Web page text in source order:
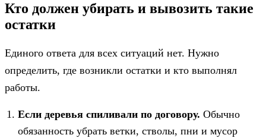
Кто должен убирать и вывозить такие
остатки
Единого ответа для всех ситуаций нет. Нужно
определить, где возникли остатки и кто выполнял
работы.
Если деревья спиливали по договору. Обычно
обязанность убрать ветки, стволы, пни и мусор